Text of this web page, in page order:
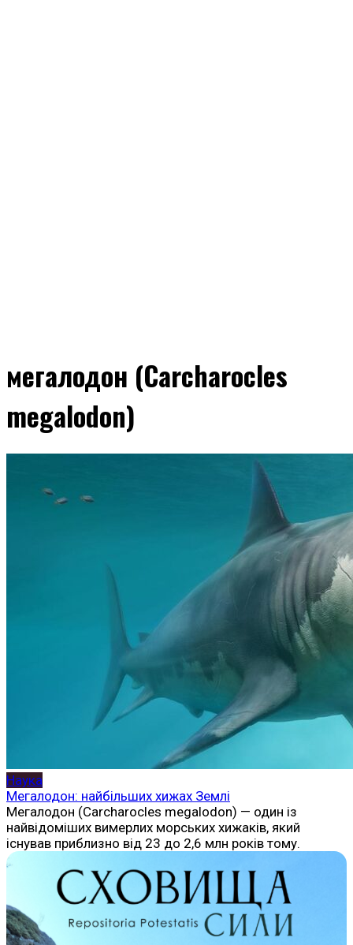
мегалодон (Carcharocles
megalodon)
Наука
Мегалодон: найбільших хижах Землі
Мегалодон (Carcharocles megalodon) — один із
найвідоміших вимерлих морських хижаків, який
існував приблизно від 23 до 2,6 млн років тому.